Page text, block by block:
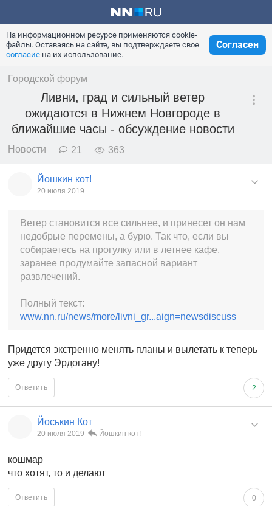
На информационном ресурсе применяются cookie-
файлы. Оставаясь на сайте, вы подтверждаете свое
согласие на их использование.
Согласен
Городской форум
Ливни, град и сильный ветер
ожидаются в Нижнем Новгороде в
ближайшие часы - обсуждение новости
Новости 21 363
Йошкин кот!
20 июля 2019
Ветер становится все сильнее, и принесет он нам
недобрые перемены, а бурю. Так что, если вы
собираетесь на прогулку или в летнее кафе,
заранее продумайте запасной вариант
развлечений.
Полный текст:
www.nn.ru/news/more/livni_gr...aign=newsdiscuss
Придется экстренно менять планы и вылетать к теперь
уже другу Эрдогану!
2
Ответить
Йоськин Кот
20 июля 2019 Йошкин кот!
кошмар
что хотят, то и делают
0
Ответить